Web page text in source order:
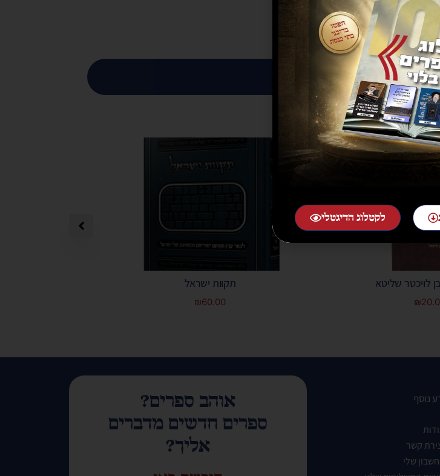
אותך...
לויכטר שליטא
₪
תקוות ישראל
₪60.00
נוסף
קשר
שלי
אוהב ספרים?
ספרים חדשים מדברים
אליך?
לקטלוג הדיגטלי